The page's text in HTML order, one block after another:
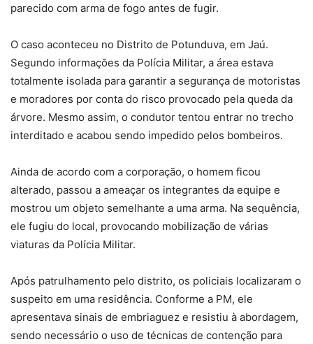
parecido com arma de fogo antes de fugir.
O caso aconteceu no Distrito de Potunduva, em Jaú.
Segundo informações da Polícia Militar, a área estava
totalmente isolada para garantir a segurança de motoristas
e moradores por conta do risco provocado pela queda da
árvore. Mesmo assim, o condutor tentou entrar no trecho
interditado e acabou sendo impedido pelos bombeiros.
Ainda de acordo com a corporação, o homem ficou
alterado, passou a ameaçar os integrantes da equipe e
mostrou um objeto semelhante a uma arma. Na sequência,
ele fugiu do local, provocando mobilização de várias
viaturas da Polícia Militar.
Após patrulhamento pelo distrito, os policiais localizaram o
suspeito em uma residência. Conforme a PM, ele
apresentava sinais de embriaguez e resistiu à abordagem,
sendo necessário o uso de técnicas de contenção para